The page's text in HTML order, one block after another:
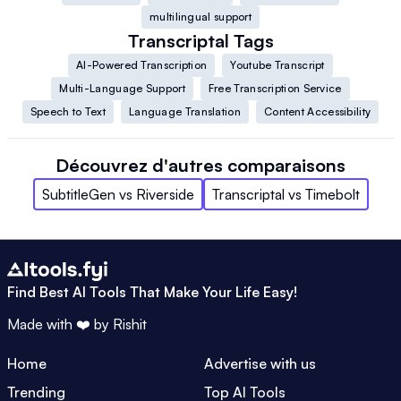
multilingual support
Transcriptal Tags
AI-Powered Transcription
Youtube Transcript
Multi-Language Support
Free Transcription Service
Speech to Text
Language Translation Content Accessibility
Découvrez d'autres comparaisons
SubtitleGen vs Riverside Transcriptal vs Timebolt
Find Best AI Tools That Make Your Life Easy!
Made with ❤️ by Rishit
Home
Advertise with us
Trending
Top AI Tools